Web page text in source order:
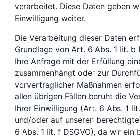
verarbeitet. Diese Daten geben
Einwilligung weiter.
Die Verarbeitung dieser Daten
Grundlage von Art. 6 Abs. 1 lit. b
Ihre Anfrage mit der Erfüllung
zusammenhängt oder zur
vorvertraglicher Maßnahmen
allen übrigen Fällen beruht die
Ihrer Einwilligung (Art. 6 Abs. 1 lit.
und/oder auf unseren
6 Abs. 1 lit. f DSGVO), da wir ein